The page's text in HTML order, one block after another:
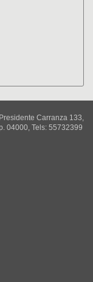
Carranza 133,
04000, Tels: 55732399